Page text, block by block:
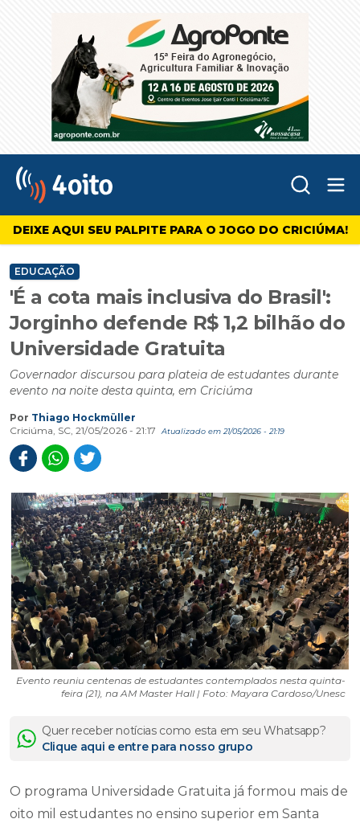
4oito
DEIXE AQUI SEU PALPITE PARA O JOGO DO CRICIÚMA!
EDUCAÇÃO
'É a cota mais inclusiva do Brasil':
Jorginho defende R$ 1,2 bilhão do
Universidade Gratuita
Governador discursou para plateia de estudantes durante
evento na noite desta quinta, em Criciúma
Por Thiago Hockmüller
Criciúma, SC, 21/05/2026 - 21:17
Atualizado em 21/05/2026 - 21:19
Evento reuniu centenas de estudantes contemplados nesta quinta-
feira (21), na AM Master Hall | Foto: Mayara Cardoso/Unesc
Quer receber notícias como esta em seu Whatsapp?
Clique aqui e entre para nosso grupo
O programa Universidade Gratuita já formou mais de
oito mil estudantes no ensino superior em Santa